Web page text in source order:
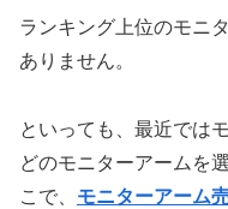
ランキング上位のモニ
ありません。
といっても、最近では
どのモニターアームを
こで、 モニターアーム